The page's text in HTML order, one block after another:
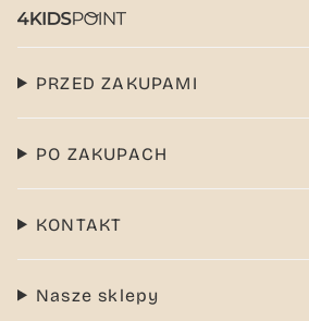
PRZED ZAKUPAMI
PO ZAKUPACH
KONTAKT
Nasze sklepy